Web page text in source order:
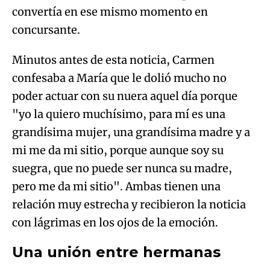
confesaba a María que le dolió mucho no
poder actuar con su nuera aquel día porque
"yo la quiero muchísimo, para mí es una
grandísima mujer, una grandísima madre y a
mi me da mi sitio, porque aunque soy su
suegra, que no puede ser nunca su madre,
pero me da mi sitio". Ambas tienen una
relación muy estrecha y recibieron la noticia
con lágrimas en los ojos de la emoción.
Una unión entre hermanas
Algo salió mal.
An error occurred, please try again later.
Try again
Irene perdió a su hermana en 2020 y ha
querido participar en el programa cantando su